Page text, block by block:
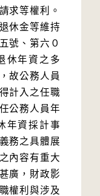
求等權利。
休金等維持
號、第六０
休年資之多
故公務人員
計入之任職
公務人員年
年資採計事
務之具體展
內容有重大
廣，財政影
權利與涉及